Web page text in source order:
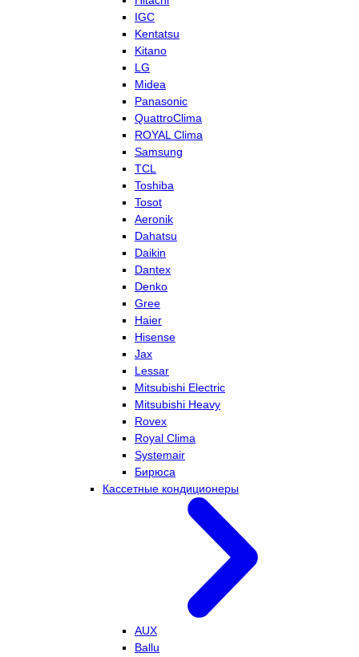
IGC
Kentatsu
Kitano
LG
Midea
Panasonic
QuattroClima
ROYAL Clima
Samsung
TCL
Toshiba
Tosot
Aeronik
Dahatsu
Daikin
Dantex
Denko
Gree
Haier
Hisense
Jax
Lessar
Mitsubishi Electric
Mitsubishi Heavy
Rovex
Royal Clima
Systemair
Бирюса
Кассетные кондиционеры
AUX
Ballu